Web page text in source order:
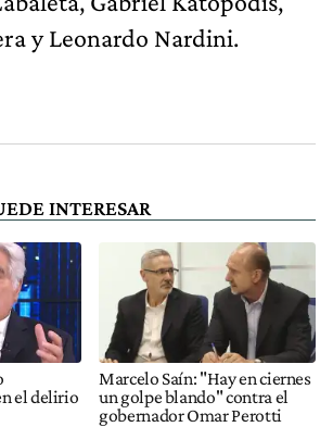
y Leonardo Nardini.
INTERESAR
el delirio
Marcelo Saín: "Hay en ciernes
un golpe blando" contra el
gobernador Omar Perotti